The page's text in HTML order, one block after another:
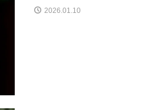
2026.01.10